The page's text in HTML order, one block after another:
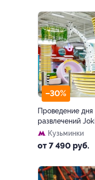
–30%
Проведение
развлечений
Кузьминки
от 7 490 руб.